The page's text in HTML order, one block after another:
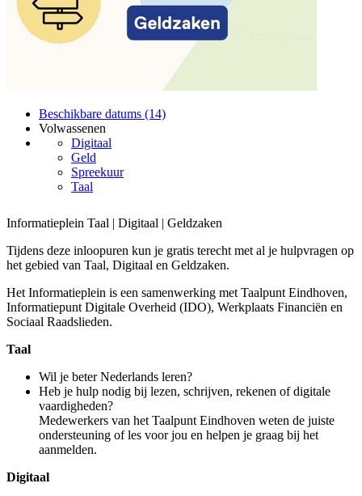
Beschikbare datums (14)
Volwassenen
Digitaal
Geld
Spreekuur
Taal
Informatieplein Taal | Digitaal | Geldzaken
Tijdens deze inloopuren kun je gratis terecht met al je hulpvragen op
het gebied van Taal, Digitaal en Geldzaken.
Het Informatieplein is een samenwerking met Taalpunt Eindhoven,
Informatiepunt Digitale Overheid (IDO), Werkplaats Financiën en
Sociaal Raadslieden.
Taal
Wil je beter Nederlands leren?
Heb je hulp nodig bij lezen, schrijven, rekenen of digitale
vaardigheden?
Medewerkers van het Taalpunt Eindhoven weten de juiste
ondersteuning of les voor jou en helpen je graag bij het
aanmelden.
Digitaal